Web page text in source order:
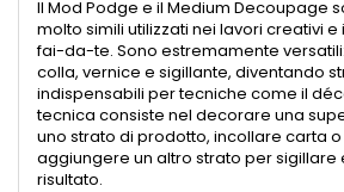
Il Mod Podge e il Medium Decoupage
molto simili utilizzati nei lavori creativi
fai-da-te. Sono estremamente
colla, vernice e sigillante, diventando
indispensabili per tecniche come il
tecnica consiste nel decorare una
uno strato di prodotto, incollare carta
aggiungere un altro strato per sigillare
risultato.